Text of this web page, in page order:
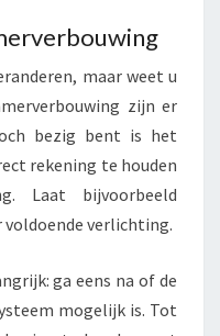
maar weet u
zijn er
bezig bent is het
rekening te houden
Laat bijvoorbeeld
verlichting.
ga eens na of de
mogelijk is. Tot